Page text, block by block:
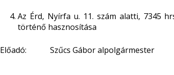
Az Érd, Nyírfa u. 11. szám alatti, 7345
történő hasznosítása
Előadó: Szűcs Gábor alpolgármester